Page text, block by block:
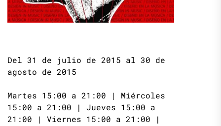
Del 31 de julio de 2015 al 30 de
agosto de 2015
Martes 15:00 a 21:00 | Miércoles
15:00 a 21:00 | Jueves 15:00 a
21:00 | Viernes 15:00 a 21:00 |